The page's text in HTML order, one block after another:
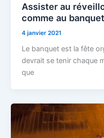
Assister au
comme au banquet
4 janvier 2021
Le banquet est la fête
devrait se tenir chaque
que